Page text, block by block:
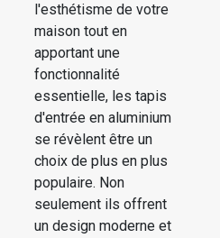
l'esthétisme de votre
maison tout en
apportant une
fonctionnalité
essentielle, les tapis
d'entrée en aluminium
se révèlent être un
choix de plus en plus
populaire. Non
seulement ils offrent
un design moderne et